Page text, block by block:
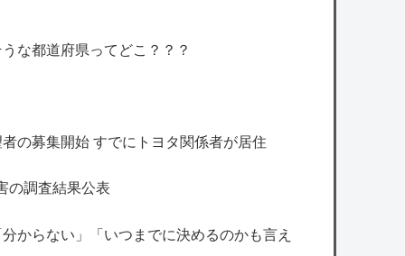
今のチュニドラ下手したら３位になって日本
たんだけどE5甲で使うために育てる価値あ
【艦これ】でもイベントのたびに思うんだ
な都道府県ってどこ？？？
の募集開始 すでにトヨタ関係者が居住
の調査結果公表
からない」「いつまでに決めるのかも言え